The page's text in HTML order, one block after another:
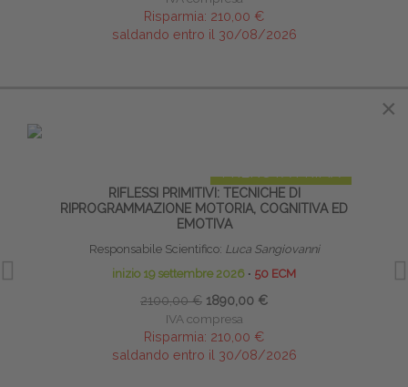
Risparmia: 210,00 €
saldando entro il 30/08/2026
PRENOTA PRIMA
RIFLESSI PRIMITIVI: TECNICHE DI
RIPROGRAMMAZIONE MOTORIA, COGNITIVA ED
EMOTIVA
Responsabile Scientifico: Luca Sangiovanni
inizio 19 settembre 2026 ∙ 50 ECM
2100,00 € 1890,00 €
IVA compresa
Risparmia: 210,00 €
saldando entro il 30/08/2026
×
×